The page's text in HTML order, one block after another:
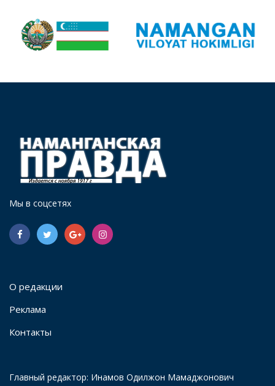
Мы в соцсетях
О редакции
Реклама
Контакты
Главный редактор: Инамов Одилжон Мамаджонович